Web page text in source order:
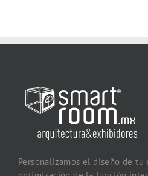
Personalizamos el diseño de tu